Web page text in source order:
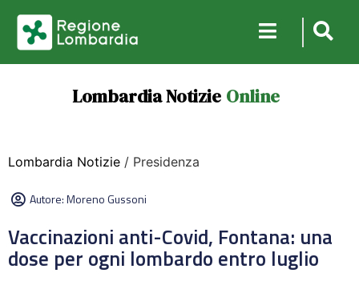
Lombardia Notizie Online
Lombardia Notizie / Presidenza
Autore:Moreno Gussoni
Vaccinazioni anti-Covid, Fontana: una
dose per ogni lombardo entro luglio